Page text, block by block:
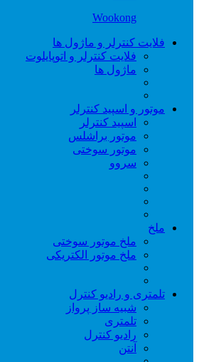
Wookong
فلایت کنترلر و ماژول ها
فلایت کنترلر و اتوپایلوت
ماژول ها
موتور و اسپید کنترلر
اسپید کنترلر
موتور براشلس
موتور سوختی
سروو
ملخ
ملخ موتور سوختی
ملخ موتور الکتریکی
تلمتری و رادیو کنترل
شبیه ساز پرواز
تلمتری
رادیو کنترل
آنتن